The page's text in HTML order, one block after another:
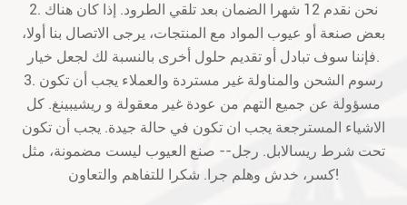
2. نحن نقدم 12 شهرا الضمان بعد تلقي الطرود. إذا كان هناك
بعض صنعة أو عيوب المواد مع المنتجات، يرجى الاتصال بنا أولا،
فإننا سوف تبادل أو تقديم حلول أخرى بالنسبة لك لجعل خيار.
3. رسوم الشحن والمناولة غير مستردة والعملاء يجب أن تكون
مسؤولة عن جميع التهم من عودة غير معقولة و ريشيبينغ. كل
الاشياء المسترجعة يجب ان تكون في حالة جيدة. يجب أن تكون
تحت شرط ريسالابل. رجل-- صنع العيوب ليست مضمونة، مثل
كسر، خدش وهلم جرا. شكرا للتفاهم والتعاون!